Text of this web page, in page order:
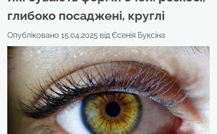
глибоко посаджені, круглі
Опубліковано 15.04.2025 від Єсенія Буксіна